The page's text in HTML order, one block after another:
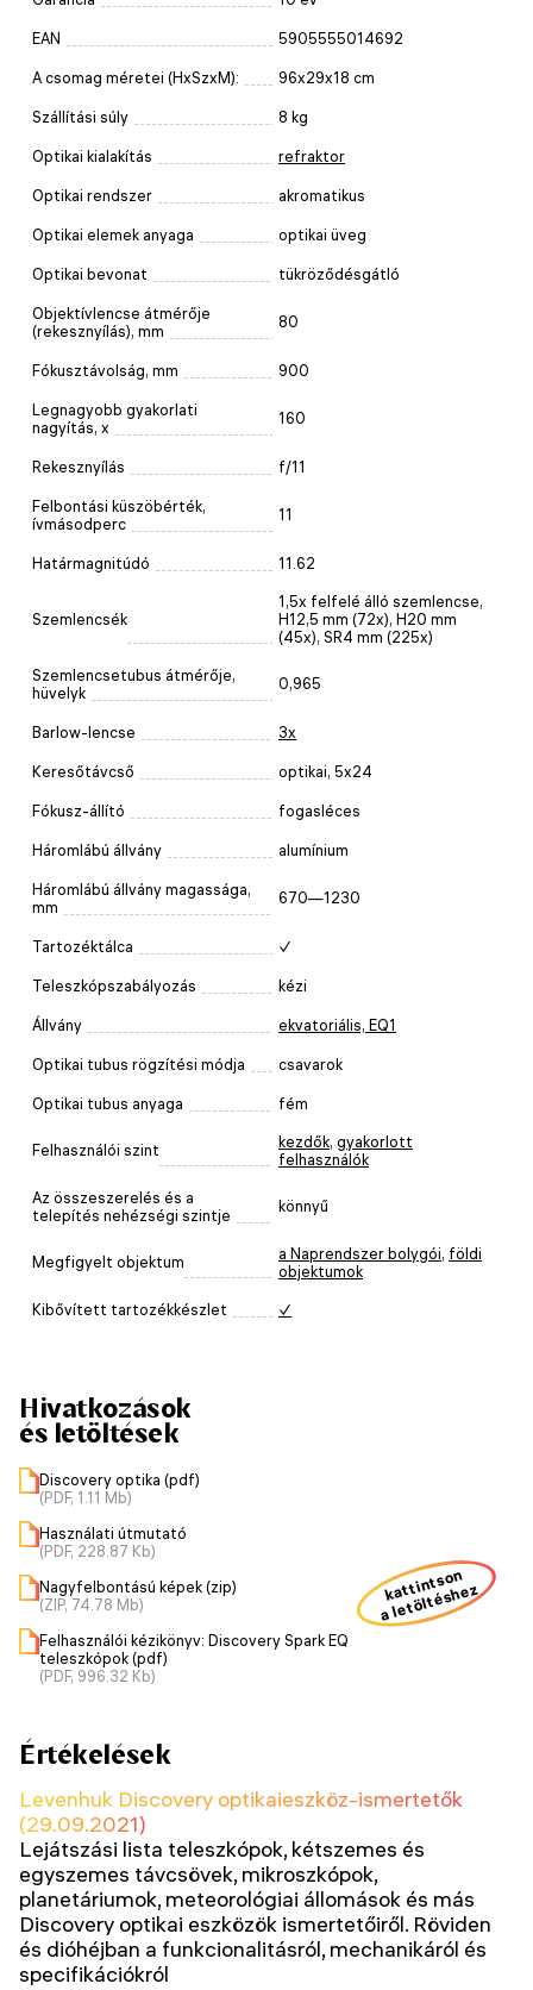
EAN 5905555014692
A csomag méretei (HxSzxM): 96x29x18 cm
Szállítási súly 8 kg
Optikai kialakítás refraktor
Optikai rendszer akromatikus
Optikai elemek anyaga optikai üveg
Optikai bevonat tükröződésgátló
Objektívlencse átmérője
(rekesznyílás), mm
80
Fókusztávolság, mm 900
Legnagyobb gyakorlati
nagyítás, x
160
Rekesznyílás f/11
Felbontási küszöbérték,
ívmásodperc
11
Határmagnitúdó 11.62
Szemlencsék
1,5х felfelé álló szemlencse,
H12,5 mm (72х), H20 mm
(45x), SR4 mm (225х)
Szemlencsetubus átmérője,
hüvelyk
0,965
Barlow-lencse 3x
Keresőtávcső optikai, 5x24
Fókusz-állító fogasléces
Háromlábú állvány alumínium
Háromlábú állvány magassága,
mm
670—1230
Tartozéktálca ✓
Teleszkópszabályozás kézi
Állvány ekvatoriális, EQ1
Optikai tubus rögzítési módja csavarok
Optikai tubus anyaga fém
Felhasználói szint kezdők, gyakorlott
felhasználók
Az összeszerelés és a
telepítés nehézségi szintje
könnyű
Megfigyelt objektum a Naprendszer bolygói, földi
objektumok
Kibővített tartozékkészlet ✓
Hivatkozások
és letöltések
Discovery optika (pdf)
(PDF, 1.11 Mb)
Használati útmutató
(PDF, 228.87 Kb)
Nagyfelbontású képek (zip)
(ZIP, 74.78 Mb)
Felhasználói kézikönyv: Discovery Spark EQ
teleszkópok (pdf)
(PDF, 996.32 Kb)
kattintson
a letöltéshez
Értékelések
Levenhuk Discovery optikaieszköz-ismertetők
(29.09.2021)
Lejátszási lista teleszkópok, kétszemes és
egyszemes távcsövek, mikroszkópok,
planetáriumok, meteorológiai állomások és más
Discovery optikai eszközök ismertetőiről. Röviden
és dióhéjban a funkcionalitásról, mechanikáról és
specifikációkról